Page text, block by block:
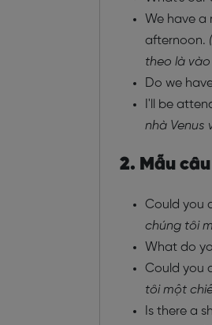
We have a
afternoon.
theo là
Do we
I'll be
nhà Venus
2. Mẫu
Could you
chúng tôi
What do
Could you
tôi một
Is there a